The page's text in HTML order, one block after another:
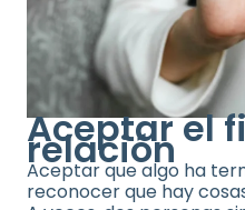
Aceptar el
relación
Aceptar que algo ha
reconocer que hay